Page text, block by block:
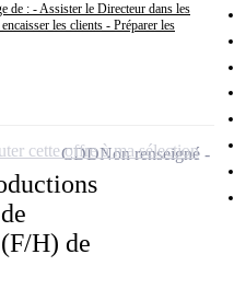
de : - Assister le Directeur dans les
les clients - Préparer les
H) de
CDDNon renseigné
cette offre à ma sélection